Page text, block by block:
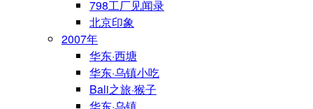
798工厂见闻录
北京印象
2007年
华东·西塘
华东·乌镇小吃
Bali之旅·猴子